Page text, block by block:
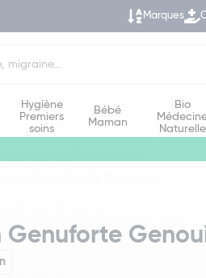
Marques
Hygiène
Premiers
soins
Bébé
Maman
Bio
Naturelle
Genuforte